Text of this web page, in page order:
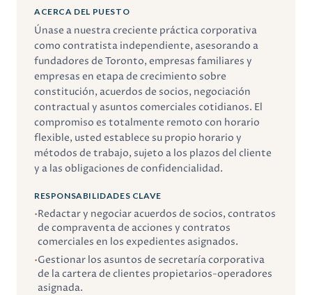
ACERCA DEL PUESTO
Únase a nuestra creciente práctica corporativa
como contratista independiente, asesorando a
fundadores de Toronto, empresas familiares y
empresas en etapa de crecimiento sobre
constitución, acuerdos de socios, negociación
contractual y asuntos comerciales cotidianos. El
compromiso es totalmente remoto con horario
flexible, usted establece su propio horario y
métodos de trabajo, sujeto a los plazos del cliente
y a las obligaciones de confidencialidad.
RESPONSABILIDADES CLAVE
•Redactar y negociar acuerdos de socios, contratos
de compraventa de acciones y contratos
comerciales en los expedientes asignados.
•Gestionar los asuntos de secretaría corporativa
de la cartera de clientes propietarios-operadores
asignada.